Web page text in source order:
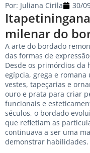
milenar do
Por: Juliana Cirila 30/
A arte do bordado
das formas de
Desde os primórdios da
egípcia, grega e
vestes, tapeçarias e
ouro e prata para criar
funcionais e
séculos, o bordado
que refletiam as
continuava a ser uma
demonstrar habilidades.